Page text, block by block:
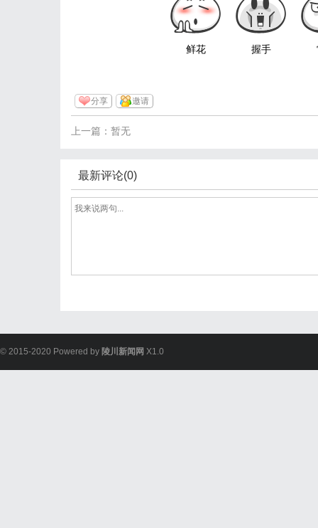
鲜花 握手
分享 邀请
上一篇：暂无
最新评论(0)
© 2015-2020 Powered by 陵川新闻网 X1.0